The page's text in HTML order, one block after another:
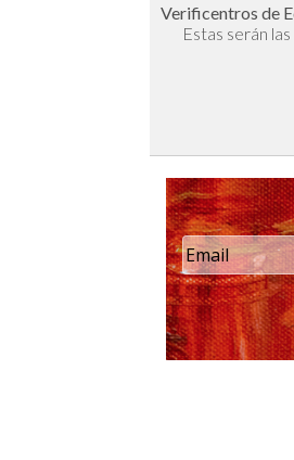
Verificentros de
Estas serán